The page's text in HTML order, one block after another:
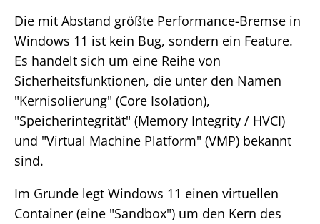
Die mit Abstand größte Performance-Bremse in
Windows 11 ist kein Bug, sondern ein Feature.
Es handelt sich um eine Reihe von
Sicherheitsfunktionen, die unter den Namen
"Kernisolierung" (Core Isolation),
"Speicherintegrität" (Memory Integrity / HVCI)
und "Virtual Machine Platform" (VMP) bekannt
sind.
Im Grunde legt Windows 11 einen virtuellen
Container (eine "Sandbox") um den Kern des